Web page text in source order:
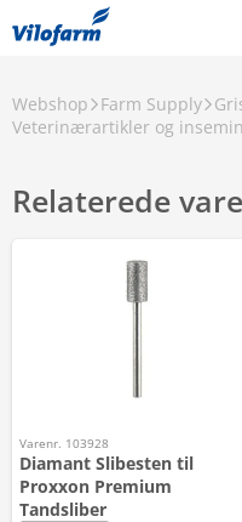
Webshop Farm Supply
Veterinærartikler og
Relaterede
Varenr. 103928
Diamant Slibesten til
Proxxon Premium
Tandsliber